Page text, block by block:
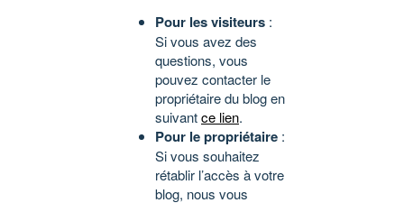
Pour les visiteurs :
Si vous avez des
questions, vous
pouvez contacter le
propriétaire du blog en
suivantce lien.
Pour le propriétaire :
Si vous souhaitez
rétablir l’accès à votre
blog, nous vous